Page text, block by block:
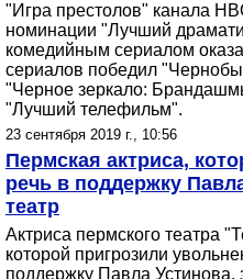
"Игра престолов" канала
номинации "Лучший
комедийным сериалом
сериалов победил
"Черное зеркало:
"Лучший телефильм".
23 сентября 2019 г., 10:56
Пермская актриса,
речь в поддержку
театр
Актриса пермского театра
которой пригрозили
поддержку Павла Устинова,